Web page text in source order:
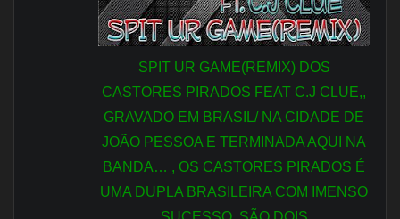
SPIT UR GAME(REMIX) DOS
CASTORES PIRADOS FEAT C.J CLUE,,
GRAVADO EM BRASIL/ NA CIDADE DE
JOÃO PESSOA E TERMINADA AQUI NA
BANDA… , OS CASTORES PIRADOS É
UMA DUPLA BRASILEIRA COM IMENSO